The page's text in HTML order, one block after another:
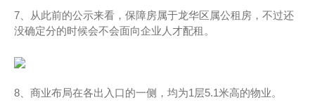
7、从此前的公示来看，保障房属于龙华区属公租房，不过还
没确定分的时候会不会面向企业人才配租。
8、商业布局在各出入口的一侧，均为1层5.1米高的物业。